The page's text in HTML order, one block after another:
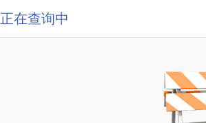
正在查询中